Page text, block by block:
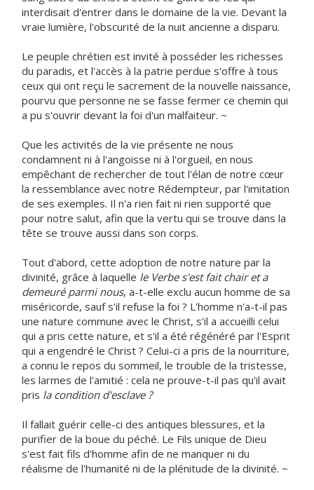
interdisait d'entrer dans le domaine de la vie. Devant la
vraie lumière, l'obscurité de la nuit ancienne a disparu.
Le peuple chrétien est invité à posséder les richesses
du paradis, et l'accès à la patrie perdue s'offre à tous
ceux qui ont reçu le sacrement de la nouvelle naissance,
pourvu que personne ne se fasse fermer ce chemin qui
a pu s'ouvrir devant la foi d'un malfaiteur. ~
Que les activités de la vie présente ne nous
condamnent ni à l'angoisse ni à l'orgueil, en nous
empêchant de rechercher de tout l'élan de notre cœur
la ressemblance avec notre Rédempteur, par l'imitation
de ses exemples. Il n'a rien fait ni rien supporté que
pour notre salut, afin que la vertu qui se trouve dans la
tête se trouve aussi dans son corps.
Tout d'abord, cette adoption de notre nature par la
divinité, grâce à laquelle le Verbe s'est fait chair et a
demeuré parmi nous, a-t-elle exclu aucun homme de sa
miséricorde, sauf s'il refuse la foi ? L'homme n'a-t-il pas
une nature commune avec le Christ, s'il a accueilli celui
qui a pris cette nature, et s'il a été régénéré par l'Esprit
qui a engendré le Christ ? Celui-ci a pris de la nourriture,
a connu le repos du sommeil, le trouble de la tristesse,
les larmes de l'amitié : cela ne prouve-t-il pas qu'il avait
pris la condition d'esclave ?
Il fallait guérir celle-ci des antiques blessures, et la
purifier de la boue du péché. Le Fils unique de Dieu
s'est fait fils d'homme afin de ne manquer ni du
réalisme de l'humanité ni de la plénitude de la divinité. ~